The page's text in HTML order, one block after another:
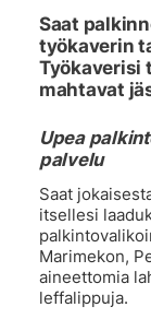
Saat
työkaverin
Työkaverisi
mahtavat
Upea
palvelu
Saat
itsellesi
Marimekon,
aineettomia
leffalippuja.